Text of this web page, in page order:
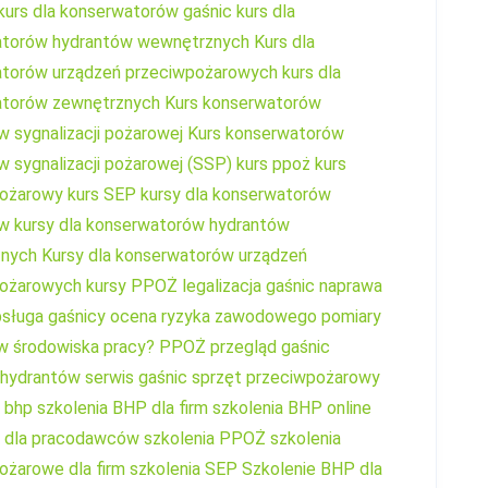
kurs dla konserwatorów gaśnic kurs dla
hydrantów wewnętrznych Kurs dla
urządzeń przeciwpożarowych kurs dla
zewnętrznych Kurs konserwatorów
sygnalizacji pożarowej Kurs konserwatorów
sygnalizacji pożarowej (SSP) kurs ppoż kurs
kurs SEP kursy dla konserwatorów
kursy dla konserwatorów hydrantów
Kursy dla konserwatorów urządzeń
kursy PPOŻ legalizacja gaśnic naprawa
gaśnicy ocena ryzyka zawodowego pomiary
środowiska pracy? PPOŻ przegląd gaśnic
serwis gaśnic sprzęt przeciwpożarowy
szkolenia BHP dla firm szkolenia BHP online
dla pracodawców szkolenia PPOŻ szkolenia
dla firm szkolenia SEP Szkolenie BHP dla